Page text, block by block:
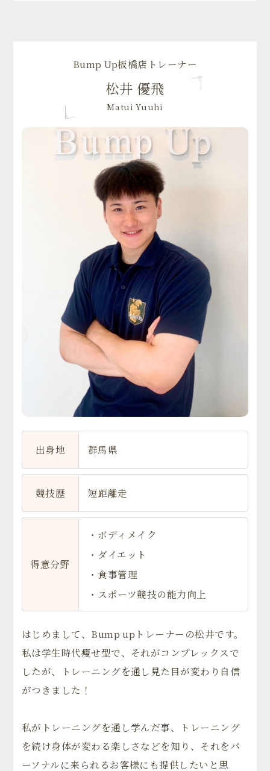
Bump Up板橋店トレーナー
松井 優飛
Matui Yuuhi
出身地 群馬県
競技歴 短距離走
得意分野
・ボディメイク
・ダイエット
・食事管理
・スポーツ競技の能力向上
はじめまして、Bump upトレーナーの松井です。
私は学生時代痩せ型で、それがコンプレックスで
したが、トレーニングを通し見た目が変わり自信
がつきました！
私がトレーニングを通し学んだ事、トレーニング
を続け身体が変わる楽しさなどを知り、それをパ
ーソナルに来られるお客様にも提供したいと思